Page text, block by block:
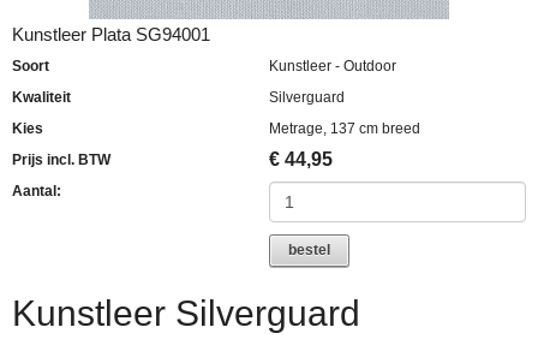
Kunstleer Plata SG94001
Soort
Kunstleer - Outdoor
Kwaliteit
Silverguard
Kies
Metrage, 137 cm breed
Prijs incl. BTW
€ 44,95
Aantal:
bestel
Kunstleer Silverguard